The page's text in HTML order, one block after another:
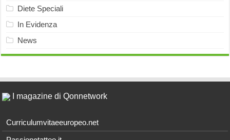
Diete Speciali
In Evidenza
News
I magazine di Qonnetwork
Curriculumvitaeeuropeo.net